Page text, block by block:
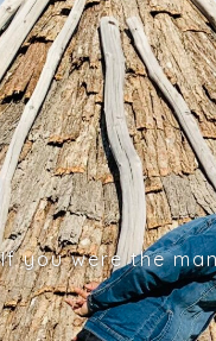
If you were the